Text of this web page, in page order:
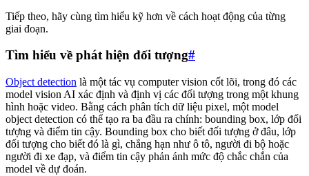
Tiếp theo, hãy cùng tìm hiểu kỹ hơn về cách hoạt động của từng
giai đoạn.
Tìm hiểu về phát hiện đối tượng#
Object detection là một tác vụ computer vision cốt lõi, trong đó các
model vision AI xác định và định vị các đối tượng trong một khung
hình hoặc video. Bằng cách phân tích dữ liệu pixel, một model
object detection có thể tạo ra ba đầu ra chính: bounding box, lớp đối
tượng và điểm tin cậy. Bounding box cho biết đối tượng ở đâu, lớp
đối tượng cho biết đó là gì, chẳng hạn như ô tô, người đi bộ hoặc
người đi xe đạp, và điểm tin cậy phản ánh mức độ chắc chắn của
model về dự đoán.